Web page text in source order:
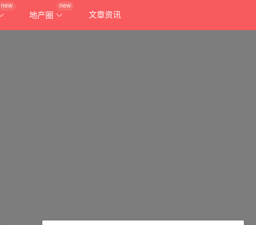
new
地产圈
new
文章资讯